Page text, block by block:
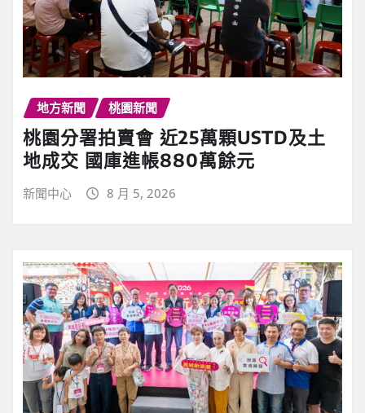
地方新聞 桃園新聞
桃園分署拍賣會 近25萬顆USTD及土
地成交 國庫進帳880萬餘元
新聞中心 8 月 5, 2026